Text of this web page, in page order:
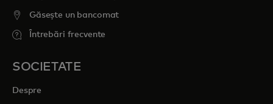
Găsește un bancomat
Întrebări frecvente
SOCIETATE
Despre